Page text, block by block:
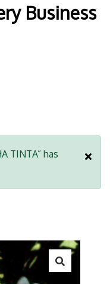
Business
TINTA” has